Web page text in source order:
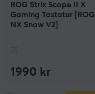
ROG Strix Scope II X
Gaming Tastatur [ROG
NX Snow V2]
(2)
1990 kr